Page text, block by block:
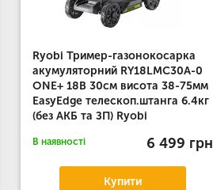
Ryobi Тример-газонокосарка
акумуляторний RY18LMC30A-0
ONE+ 18В 30см висота 38-75мм
EasyEdge телескоп.штанга 6.4кг
(без АКБ та ЗП) Ryobi
В наявності 6 499 грн
Купити